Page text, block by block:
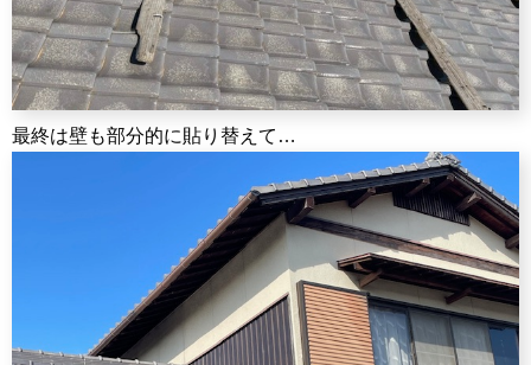
最終は壁も部分的に貼り替えて…